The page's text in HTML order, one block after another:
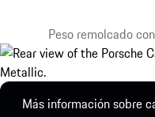
Peso remolcado
Más información sobre